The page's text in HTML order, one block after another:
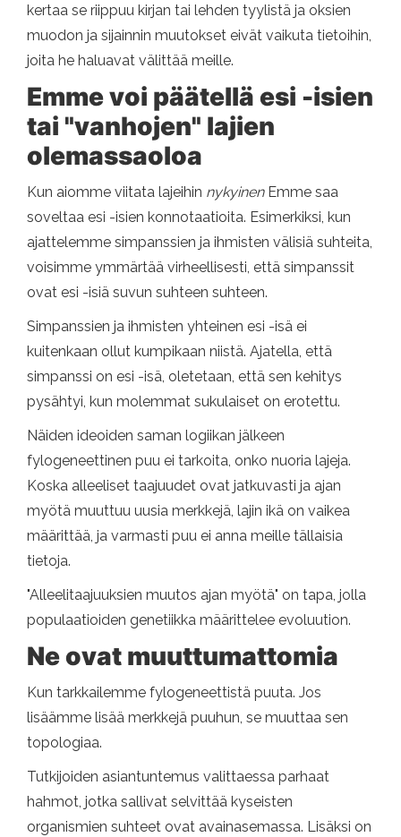
kertaa se riippuu kirjan tai lehden tyylistä ja oksien
muodon ja sijainnin muutokset eivät vaikuta tietoihin,
joita he haluavat välittää meille.
Emme voi päätellä esi -isien
tai "vanhojen" lajien
olemassaoloa
Kun aiomme viitata lajeihin nykyinen Emme saa
soveltaa esi -isien konnotaatioita. Esimerkiksi, kun
ajattelemme simpanssien ja ihmisten välisiä suhteita,
voisimme ymmärtää virheellisesti, että simpanssit
ovat esi -isiä suvun suhteen suhteen.
Simpanssien ja ihmisten yhteinen esi -isä ei
kuitenkaan ollut kumpikaan niistä. Ajatella, että
simpanssi on esi -isä, oletetaan, että sen kehitys
pysähtyi, kun molemmat sukulaiset on erotettu.
Näiden ideoiden saman logiikan jälkeen
fylogeneettinen puu ei tarkoita, onko nuoria lajeja.
Koska alleeliset taajuudet ovat jatkuvasti ja ajan
myötä muuttuu uusia merkkejä, lajin ikä on vaikea
määrittää, ja varmasti puu ei anna meille tällaisia ​​
tietoja.
"Alleelitaajuuksien muutos ajan myötä" on tapa, jolla
populaatioiden genetiikka määrittelee evoluution.
Ne ovat muuttumattomia
Kun tarkkailemme fylogeneettistä puuta. Jos
lisäämme lisää merkkejä puuhun, se muuttaa sen
topologiaa.
Tutkijoiden asiantuntemus valittaessa parhaat
hahmot, jotka sallivat selvittää kyseisten
organismien suhteet ovat avainasemassa. Lisäksi on